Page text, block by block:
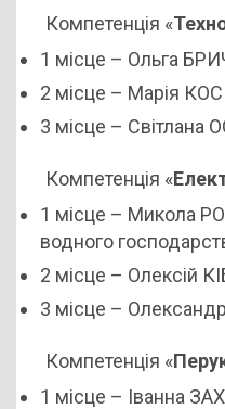
Компетенція «
1 місце – Ольга
2 місце – Марія
3 місце –
Компетенція «
1 місце – Микола
водного
2 місце – Олексій
3 місце –
Компетенція «
1 місце – Іванна